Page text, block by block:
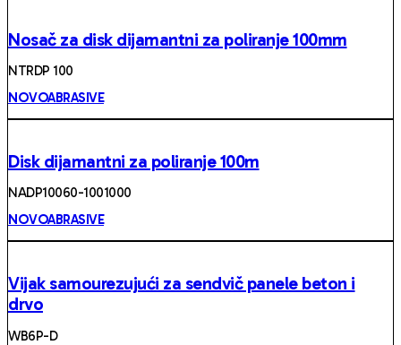
Nosač za disk dijamantni za poliranje 100mm
NTRDP 100
NOVOABRASIVE
Disk dijamantni za poliranje 100m
NADP10060-1001000
NOVOABRASIVE
Vijak samourezujući za sendvič panele beton i
drvo
WB6P-D